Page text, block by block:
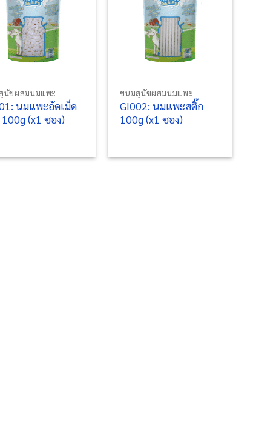
นัขผสมนมแพะ
นมแพะอัดเม็ด
100g (x1 ซอง)
ขนมสุนัขผสมนมแพะ
GI002: นมแพะสติ๊ก
100g (x1 ซอง)